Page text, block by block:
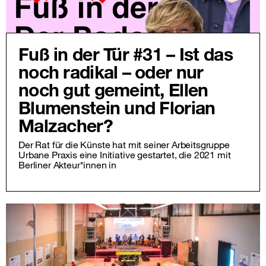
Fuß in der Tür #31 – Ist das
noch radikal – oder nur
noch gut gemeint, Ellen
Blumenstein und Florian
Malzacher?
Der Rat für die Künste hat mit seiner Arbeitsgruppe
Urbane Praxis eine Initiative gestartet, die 2021 mit
Berliner Akteur*innen in